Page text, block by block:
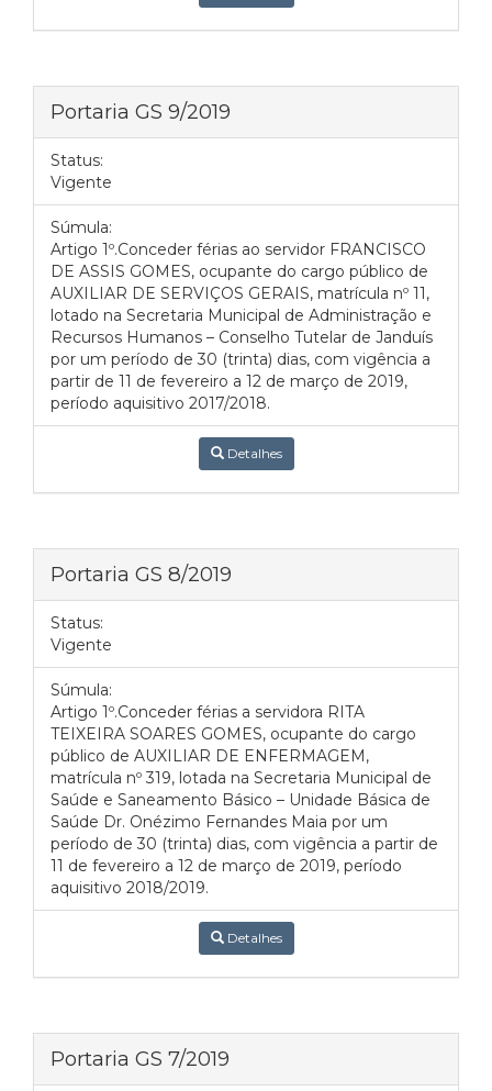
Portaria GS 9/2019
Status:
Vigente
Súmula:
Artigo 1º.Conceder férias ao servidor FRANCISCO
DE ASSIS GOMES, ocupante do cargo público de
AUXILIAR DE SERVIÇOS GERAIS, matrícula nº 11,
lotado na Secretaria Municipal de Administração e
Recursos Humanos – Conselho Tutelar de Janduís
por um período de 30 (trinta) dias, com vigência a
partir de 11 de fevereiro a 12 de março de 2019,
período aquisitivo 2017/2018.
Detalhes
Portaria GS 8/2019
Status:
Vigente
Súmula:
Artigo 1º.Conceder férias a servidora RITA
TEIXEIRA SOARES GOMES, ocupante do cargo
público de AUXILIAR DE ENFERMAGEM,
matrícula nº 319, lotada na Secretaria Municipal de
Saúde e Saneamento Básico – Unidade Básica de
Saúde Dr. Onézimo Fernandes Maia por um
período de 30 (trinta) dias, com vigência a partir de
11 de fevereiro a 12 de março de 2019, período
aquisitivo 2018/2019.
Detalhes
Portaria GS 7/2019